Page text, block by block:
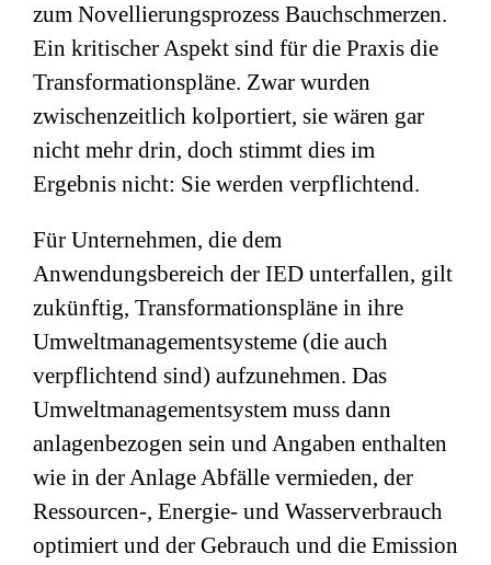
zum Novellierungsprozess Bauchschmerzen.
Ein kritischer Aspekt sind für die Praxis die
Transformationspläne. Zwar wurden
zwischenzeitlich kolportiert, sie wären gar
nicht mehr drin, doch stimmt dies im
Ergebnis nicht: Sie werden verpflichtend.
Für Unternehmen, die dem
Anwendungsbereich der IED unterfallen, gilt
zukünftig, Transformationspläne in ihre
Umweltmanagementsysteme (die auch
verpflichtend sind) aufzunehmen. Das
Umweltmanagementsystem muss dann
anlagenbezogen sein und Angaben enthalten
wie in der Anlage Abfälle vermieden, der
Ressourcen-, Energie- und Wasserverbrauch
optimiert und der Gebrauch und die Emission